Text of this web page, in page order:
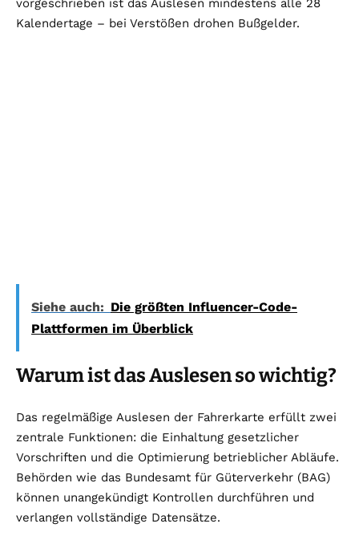
Kalendertage – bei Verstößen drohen Bußgelder.
Siehe auch: Die größten Influencer-Code-
Plattformen im Überblick
Warum ist das Auslesen so wichtig?
Das regelmäßige Auslesen der Fahrerkarte erfüllt zwei
zentrale Funktionen: die Einhaltung gesetzlicher
Vorschriften und die Optimierung betrieblicher Abläufe.
Behörden wie das Bundesamt für Güterverkehr (BAG)
können unangekündigt Kontrollen durchführen und
verlangen vollständige Datensätze.